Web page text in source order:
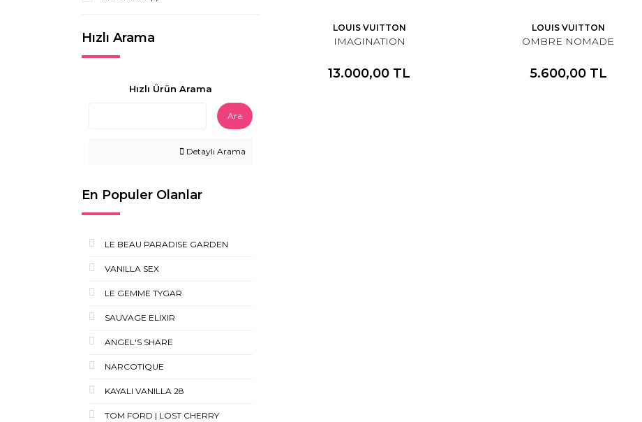
Hızlı Arama
Hızlı Ürün Arama
Ara
Detaylı Arama
En Populer Olanlar
LE BEAU PARADISE GARDEN
VANILLA SEX
LE GEMME TYGAR
SAUVAGE ELIXIR
ANGEL'S SHARE
NARCOTIQUE
KAYALI VANILLA 28
TOM FORD | LOST CHERRY
LOUIS VUITTON
IMAGINATION
13.000,00 TL
LOUIS VUITTON
OMBRE NOMADE
5.600,00 TL